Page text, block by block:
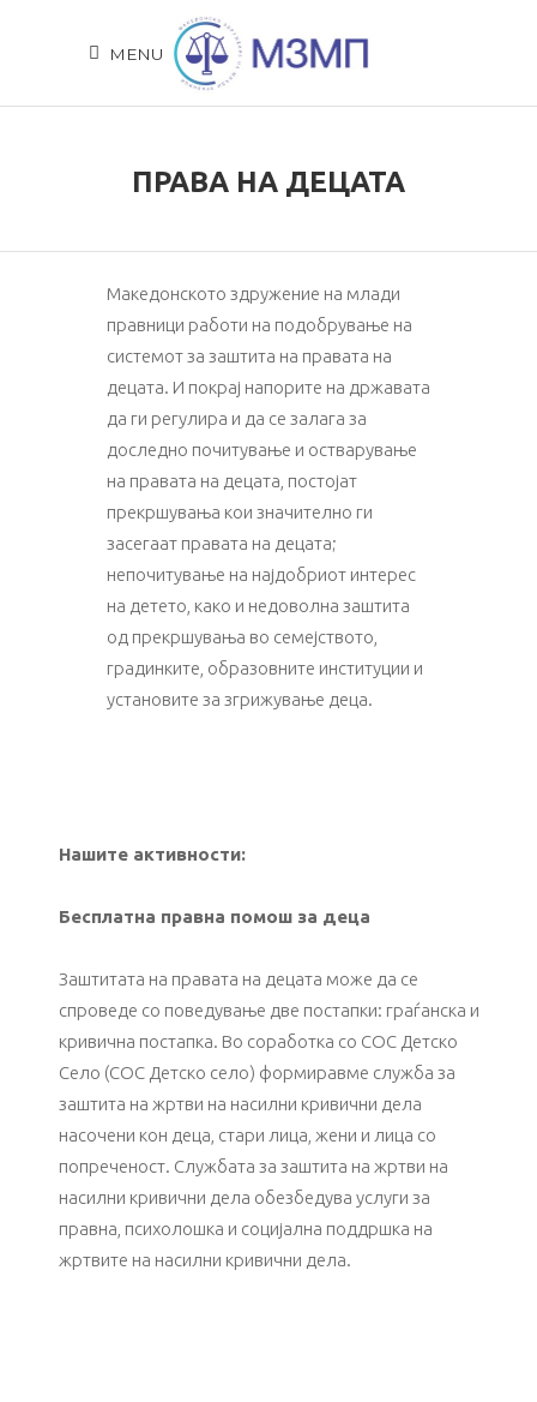
MENU
ПРАВА НА ДЕЦАТА
Македонското здружение на млади
правници работи на подобрување на
системот за заштита на правата на
децата. И покрај напорите на државата
да ги регулира и да се залага за
доследно почитување и остварување
на правата на децата, постојат
прекршувања кои значително ги
засегаат правата на децата;
непочитување на најдобриот интерес
на детето, како и недоволна заштита
од прекршувања во семејството,
градинките, образовните институции и
установите за згрижување деца.
Нашите активности:
Бесплатна правна помош за деца
Заштитата на правата на децата може да се
спроведе со поведување две постапки: граѓанска и
кривична постапка. Во соработка со СОС Детско
Село (СОС Детско село) формиравме служба за
заштита на жртви на насилни кривични дела
насочени кон деца, стари лица, жени и лица со
попреченост. Службата за заштита на жртви на
насилни кривични дела обезбедува услуги за
правна, психолошка и социјална поддршка на
жртвите на насилни кривични дела.